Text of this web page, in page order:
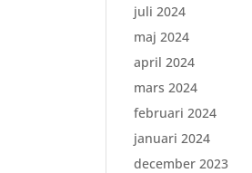
juli 2024
maj 2024
april 2024
mars 2024
februari 2024
januari 2024
december 2023